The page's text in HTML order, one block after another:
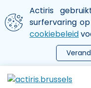
Aller au contenu
We gebruiken
Actiris
surfervaring
cookiebeleid
le menu